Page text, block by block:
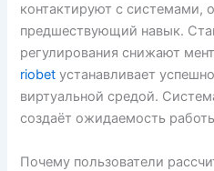
контактируют с системами,
предшествующий навык.
регулирования снижают
riobet устанавливает
виртуальной средой.
создаёт ожидаемость
Почему пользователи